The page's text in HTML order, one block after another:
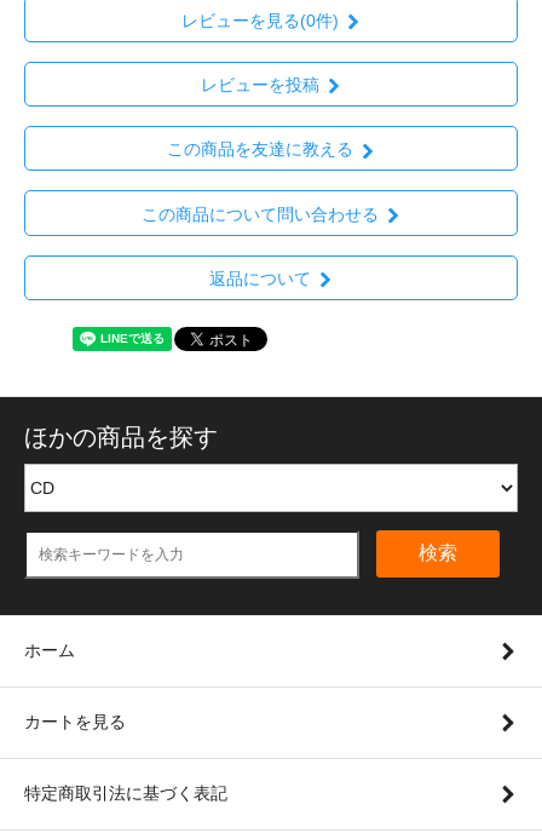
レビューを見る(0件)
レビューを投稿
この商品を友達に教える
この商品について問い合わせる
返品について
ほかの商品を探す
検索
ホーム
カートを見る
特定商取引法に基づく表記